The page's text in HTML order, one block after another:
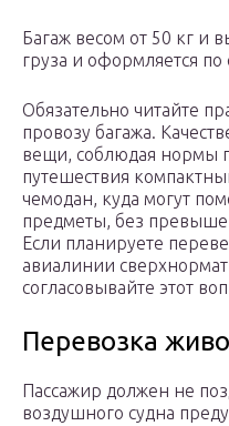
Багаж весом от 50 кг и
груза и оформляется
Обязательно читайте
провозу багажа.
вещи, соблюдая нормы
путешествия
чемодан, куда могут
предметы, без
Если планируете
авиалинии
согласовывайте этот
Перевозка
Пассажир должен не
воздушного судна